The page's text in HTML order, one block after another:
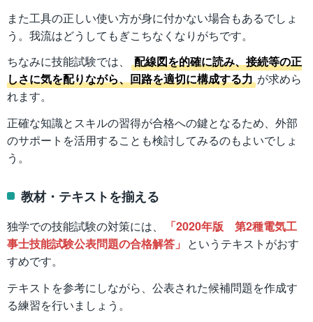
また工具の正しい使い方が身に付かない場合もあるでしょ
う。我流はどうしてもぎこちなくなりがちです。
ちなみに技能試験では、
配線図を的確に読み、接続等の正
しさに気を配りながら、回路を適切に構成する力 が求めら
れます。
正確な知識とスキルの習得が合格への鍵となるため、外部
のサポートを活用することも検討してみるのもよいでしょ
う。
教材・テキストを揃える
独学での技能試験の対策には、
「2020年版 第2種電気工
事士技能試験公表問題の合格解答」 というテキストがおす
すめです。
テキストを参考にしながら、公表された候補問題を作成す
る練習を行いましょう。